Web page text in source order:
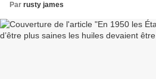
Par rusty james